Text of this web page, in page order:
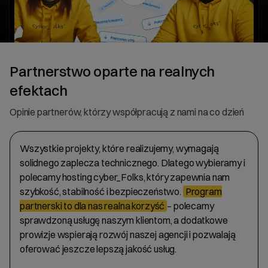
_now Pro (płatność
roczna)
247,50 zł
Partnerstwo oparte na realnych
efektach
Opinie partnerów, którzy współpracują z nami na co dzień
Wszystkie projekty, które realizujemy, wymagają
solidnego zaplecza technicznego. Dlatego wybieramy i
polecamy hosting cyber_Folks, który zapewnia nam
szybkość, stabilność i bezpieczeństwo. Program
partnerski to dla nas realna korzyść – polecamy
sprawdzoną usługę naszym klientom, a dodatkowe
prowizje wspierają rozwój naszej agencji i pozwalają
oferować jeszcze lepszą jakość usług.